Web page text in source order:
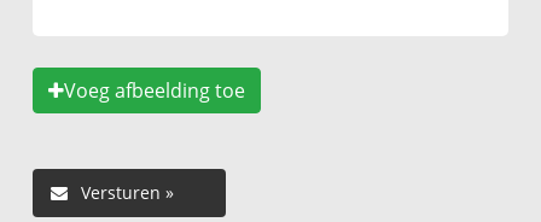
Voeg afbeelding toe